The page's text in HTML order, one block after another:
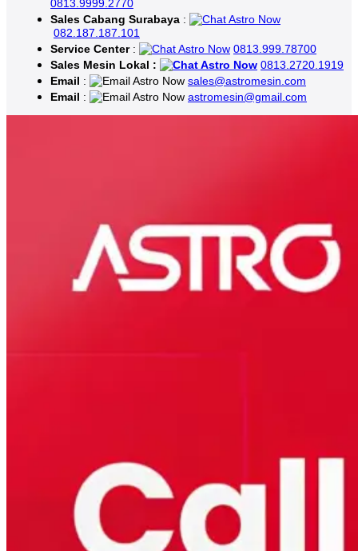
0813.9999.2770
Sales Cabang Surabaya :
082.187.187.101
Service Center :
0813.999.78700
Sales Mesin Lokal :
0813.2720.1919
Email :
sales@astromesin.com
Email : astromesin@gmail.com